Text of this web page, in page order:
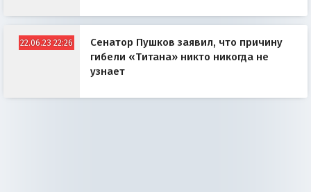
22.06.23 22:26
Сенатор Пушков заявил, что причину
гибели «Титана» никто никогда не
узнает